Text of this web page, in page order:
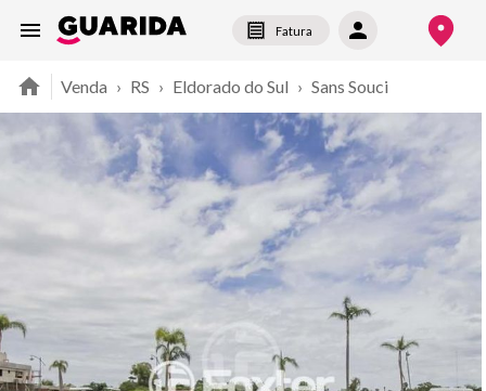
Fatura
Venda › RS › Eldorado do Sul › Sans Souci